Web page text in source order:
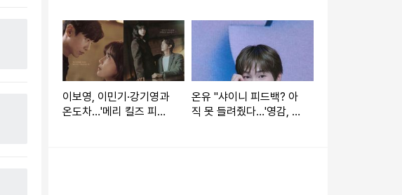
이보영, 이민기·강기영과
온도차…'메리 킬즈 피플'
온유 "샤이니 피드백? 아
직 못 들려줬다…'영감, 힙